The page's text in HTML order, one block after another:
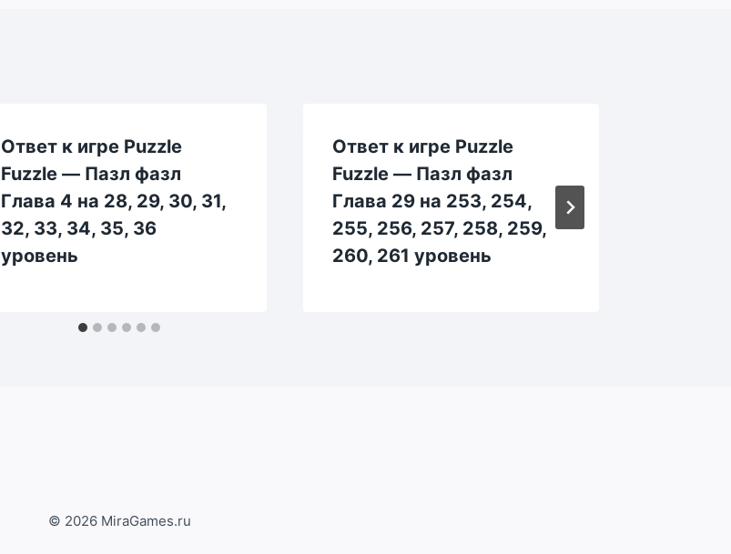
Ответ к игре Puzzle
Fuzzle — Пазл фазл
Глава 4 на 28, 29, 30, 31,
32, 33, 34, 35, 36
уровень
Ответ к игре Puzzle
Fuzzle — Пазл фазл
Глава 29 на 253, 254,
255, 256, 257, 258, 259,
260, 261 уровень
© 2026 MiraGames.ru